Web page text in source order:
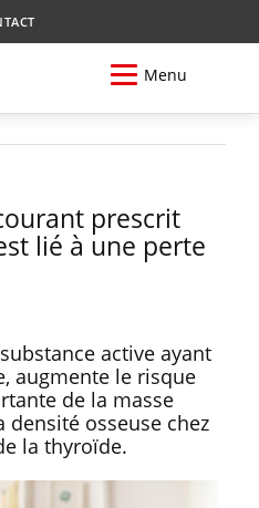
Menu
prescrit
lié à une perte
active ayant
augmente le risque
de la masse
densité osseuse chez
la thyroïde.